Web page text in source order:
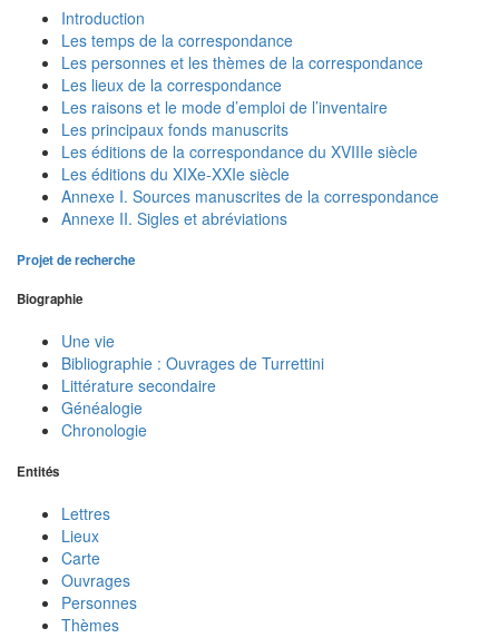
Introduction
Les temps de la correspondance
Les personnes et les thèmes de la correspondance
Les lieux de la correspondance
Les raisons et le mode d’emploi de l’inventaire
Les principaux fonds manuscrits
Les éditions de la correspondance du XVIIIe siècle
Les éditions du XIXe-XXIe siècle
Annexe I. Sources manuscrites de la correspondance
Annexe II. Sigles et abréviations
Projet de recherche
Biographie
Une vie
Bibliographie : Ouvrages de Turrettini
Littérature secondaire
Généalogie
Chronologie
Entités
Lettres
Lieux
Carte
Ouvrages
Personnes
Thèmes